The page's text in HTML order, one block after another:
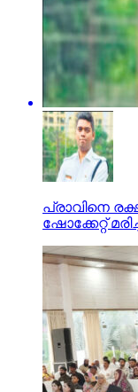
പ്രാവിനെ
ഷോക്കേറ്റ്